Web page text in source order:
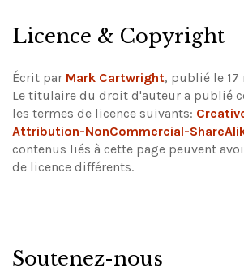
Licence & Copyright
Écrit par Mark Cartwright, publié le 17
Le titulaire du droit d'auteur a publié
les termes de licence suivants:
Attribution-NonCommercial-
contenus liés à cette page peuvent
de licence différents.
Soutenez-nous